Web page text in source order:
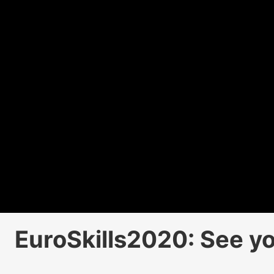
EuroSkills2020: See